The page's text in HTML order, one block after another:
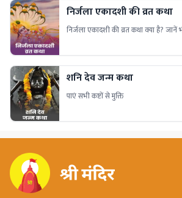
निर्जला एकादशी की व्रत कथा
निर्जला एकादशी की व्रत कथा क्या है? जानें
एकादशी व्रत की संपूर्ण कथा विस्तार से।
शनि देव जन्म कथा
पाएं सभी कष्टों से मुक्ति